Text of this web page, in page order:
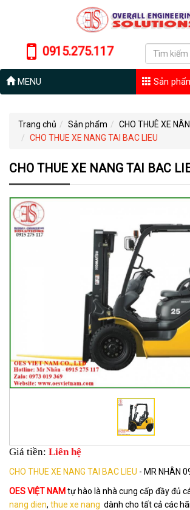
0915.275.117
MENU Sản
Trang chủ Sản phẩm
CHO THUÊ XE
CHO THUE XE NANG TAI BAC LIEU
CHO THUE XE NANG TAI BAC
Giá tiền: Liên hệ
CHO THUE XE NANG TAI BAC LIEU - MR NHÂN
OES VIỆT NAM tự hào là nhà cung cấp đầy đủ
nang dien, thue xe nang dành cho tất cả các